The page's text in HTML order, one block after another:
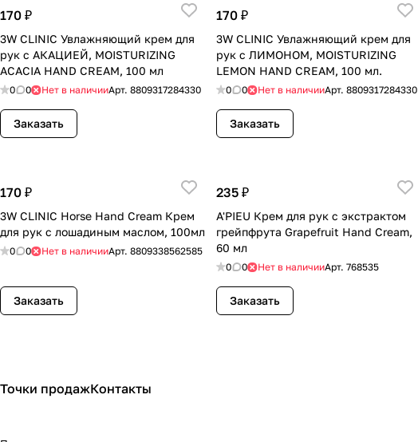
170 ₽
3W CLINIC Увлажняющий крем для
рук с АКАЦИЕЙ, MOISTURIZING
ACACIA HAND CREAM, 100 мл
0 0 Нет в наличииАрт. 8809317284330
Заказать
170 ₽
3W CLINIC Увлажняющий крем для
рук с ЛИМОНОМ, MOISTURIZING
LEMON HAND CREAM, 100 мл.
0 0 Нет в наличииАрт.8809317284330
Заказать
170 ₽
3W CLINIC Horse Hand Cream Крем
для рук с лошадиным маслом, 100мл
0 0 Нет в наличииАрт. 8809338562585
Заказать
235 ₽
A'PIEU Крем для рук с экстрактом
грейпфрута Grapefruit Hand Cream,
60 мл
0 0 Нет в наличииАрт.768535
Заказать
Точки продажКонтакты